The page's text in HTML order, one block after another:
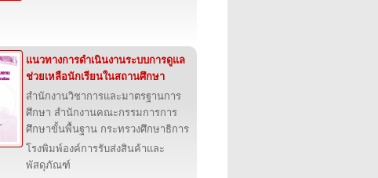
แนวทางการดำเนินงานระบบการดูแล
ช่วยเหลือนักเรียนในสถานศึกษา
สำนักงานวิชาการและมาตรฐานการ
ศึกษา สำนักงานคณะกรรมการการ
ศึกษาขั้นพื้นฐาน กระทรวงศึกษาธิการ
โรงพิมพ์องค์การรับส่งสินค้าและ
พัสดุภัณฑ์